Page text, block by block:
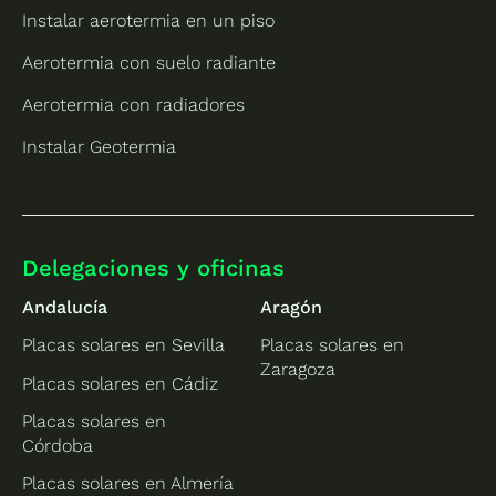
Instalar aerotermia en un piso
Aerotermia con suelo radiante
Aerotermia con radiadores
Instalar Geotermia
Delegaciones y oficinas
Andalucía
Placas solares en Sevilla
Placas solares en Cádiz
Placas solares en
Córdoba
Placas solares en Almería
Aragón
Placas solares en
Zaragoza